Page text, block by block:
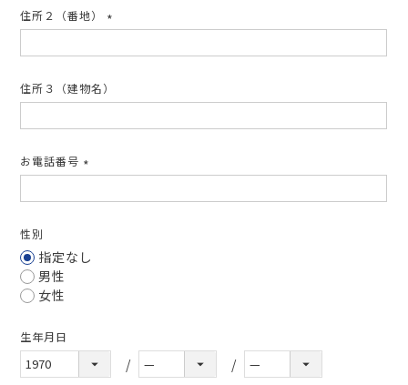
住所２（番地）
須)
住所３（建物名）
お電話番号
須)
性別
指定なし
男性
女性
生年月日